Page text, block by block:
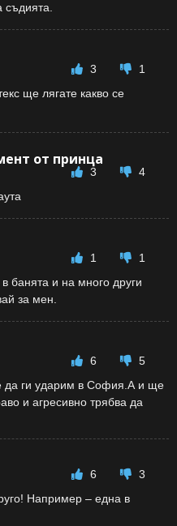
съдията.
3
1
ще лягате какво се
от принца
3
4
1
1
банята и на много други
за мен.
6
5
да ги ударим в София.А и ще
и агресивно трябва да
6
3
Например – една в